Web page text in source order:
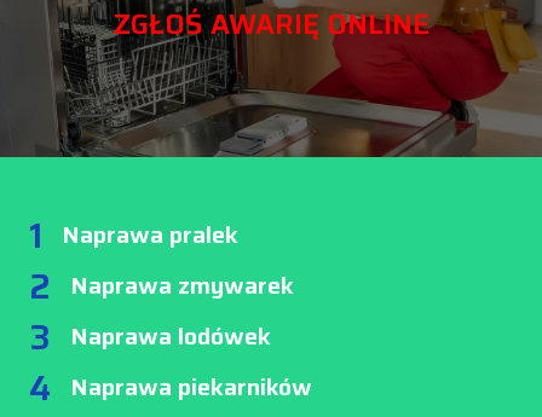
ZGŁOŚ AWARIĘ ONLINE
1 Naprawa pralek
2 Naprawa zmywarek
3 Naprawa lodówek
4 Naprawa piekarników